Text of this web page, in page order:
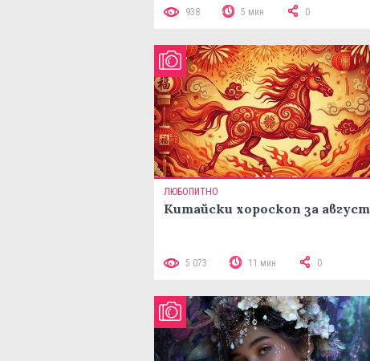
938 5 мин 0
ЛЮБОПИТНО
Китайски хороскоп за август
5 073 11 мин 0